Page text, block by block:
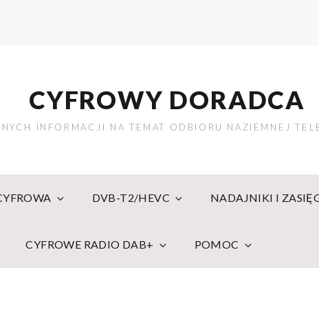
CYFROWY DORADCA
INFORMACJI NA TEMAT ODBIORU NAZIEMNEJ
DVB-T2/HEVC NADAJNIKI I
CYFROWE RADIO DAB+ POMOC